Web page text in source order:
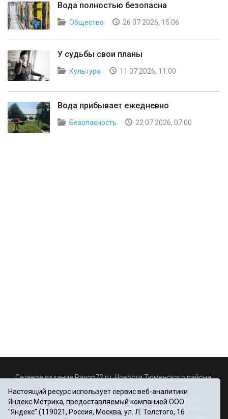
Вода полностью безопасна
Общество 26 07 2026, 15:06
У судьбы свои планы
Культура 11 07 2026, 11:00
Вода прибывает ежедневно
Безопасность 22 07 2026, 07:00
Сетевое издание Rayon72.ru. Новости Тюменского района.
Rayon72@yandex.ru
Регистрационный номер СМИ Эл № ФС77-67956 от
06.12.2016г., выдано Федеральной службой по надзору в
Настоящий ресурс использует сервис веб-аналитики
Яндекс.Метрика, предоставляемый компанией ООО
"Яндекс" (119021, Россия, Москва, ул. Л. Толстого, 16